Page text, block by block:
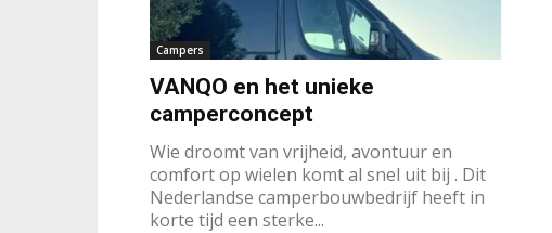
Campers
VANQO en het unieke
camperconcept
Wie droomt van vrijheid, avontuur en
comfort op wielen komt al snel uit bij . Dit
Nederlandse camperbouwbedrijf heeft in
korte tijd een sterke...